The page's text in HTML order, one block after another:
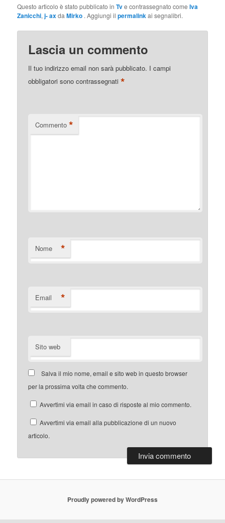
Questo articolo è stato pubblicato inTve contrassegnato comeIva
Zanicchi,j- axdaMirko . Aggiungi ilpermalinkai segnalibri.
Lascia un commento
Il tuo indirizzo email non sarà pubblicato. I campi
obbligatori sono contrassegnati*
Commento *
Nome *
Email *
Sito web
Salva il mio nome, email e sito web in questo browser
per la prossima volta che commento.
Avvertimi via email in caso di risposte al mio commento.
Avvertimi via email alla pubblicazione di un nuovo
articolo.
Proudly powered by WordPress